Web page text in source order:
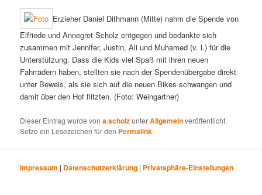
Erzieher Daniel Dithmann (Mitte) nahm die Spende von
Elfriede und Annegret Scholz entgegen und bedankte sich
zusammen mit Jennifer, Justin, Ali und Muhamed (v. l.) für die
Unterstützung. Dass die Kids viel Spaß mit ihren neuen
Fahrrädern haben, stellten sie nach der Spendenübergabe direkt
unter Beweis, als sie sich auf die neuen Bikes schwangen und
damit über den Hof flitzten. (Foto: Weingartner)
Dieser Eintrag wurde vona.scholzunterAllgemeinveröffentlicht.
Setze ein Lesezeichen für den Permalink.
Impressum | Datenschutzerklärung | Privatsphäre-Einstellungen